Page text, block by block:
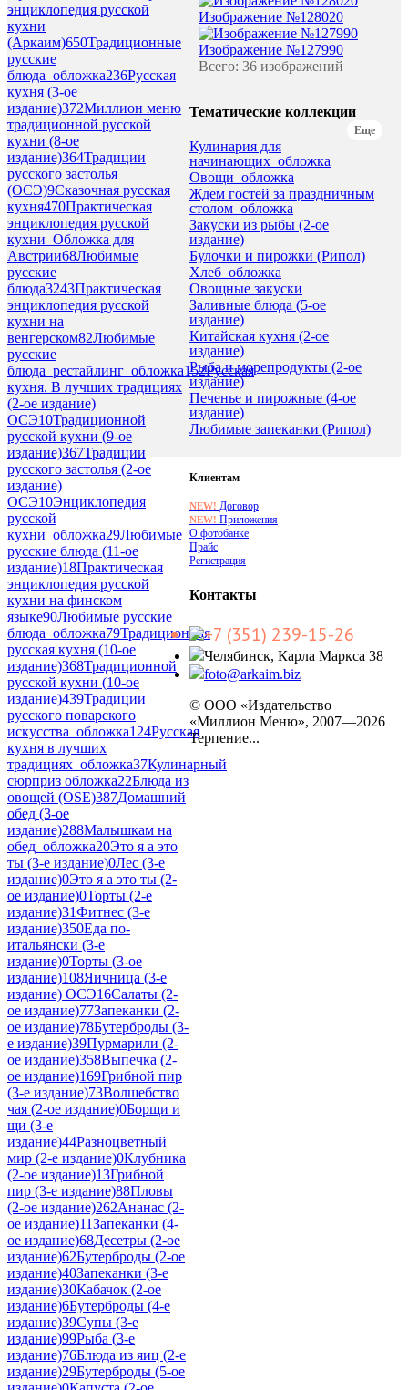
энциклопедия русской
кухни
(Аркаим)650Традиционные
русские
блюда_обложка236Русская
кухня (3-ое
издание)372Миллион меню
традиционной русской
кухни (8-ое
издание)364Традиции
русского застолья
(ОСЭ)9Сказочная русская
кухня470Практическая
энциклопедия русской
кухни_Обложка для
Австрии68Любимые
русские
блюда3243Практическая
энциклопедия русской
кухни на
венгерском82Любимые
русские
блюда_рестайлинг_обложка152Русская
кухня. В лучших традициях
(2-ое издание)
ОСЭ10Традиционной
русской кухни (9-ое
издание)367Традиции
русского застолья (2-ое
издание)
ОСЭ10Энциклопедия
русской
кухни_обложка29Любимые
русские блюда (11-ое
издание)18Практическая
энциклопедия русской
кухни на финском
языке90Любимые русские
блюда_обложка79Традиционная
русская кухня (10-ое
издание)368Традиционной
русской кухни (10-ое
издание)439Традиции
русского поварского
искусства_обложка124Русская
кухня в лучших
традициях_обложка37Кулинарный
сюрприз обложка22Блюда из
овощей (OSE)387Домашний
обед (3-ое
издание)288Малышкам на
обед_обложка20Это я а это
ты (3-е издание)0Лес (3-е
издание)0Это я а это ты (2-
ое издание)0Торты (2-е
издание)31Фитнес (3-е
издание)350Еда по-
итальянски (3-е
издание)0Торты (3-ое
издание)108Яичница (3-е
издание) ОСЭ16Салаты (2-
ое издание)77Запеканки (2-
ое издание)78Бутерброды (3-
е издание)39Пурмарили (2-
ое издание)358Выпечка (2-
ое издание)169Грибной пир
(3-е издание)73Волшебство
чая (2-ое издание)0Борщи и
щи (3-е
издание)44Разноцветный
мир (2-е издание)0Клубника
(2-ое издание)13Грибной
пир (3-е издание)88Пловы
(2-ое издание)262Ананас (2-
ое издание)11Запеканки (4-
ое издание)68Десетры (2-ое
издание)62Бутерброды (2-ое
издание)40Запеканки (3-е
издание)30Кабачок (2-ое
издание)6Бутерброды (4-е
издание)39Супы (3-е
издание)99Рыба (3-е
издание)76Блюда из яиц (2-е
издание)29Бутерброды (5-ое
Изображение №128020
Изображение №127990
Всего: 36 изображений
Тематические коллекции
Еще
Кулинария для
начинающих_обложка
Овощи_обложка
Ждем гостей за праздничным
столом_обложка
Закуски из рыбы (2-ое
издание)
Булочки и пирожки (Рипол)
Хлеб_обложка
Овощные закуски
Заливные блюда (5-ое
издание)
Китайская кухня (2-ое
издание)
Рыба и морепродукты (2-ое
издание)
Печенье и пирожные (4-ое
издание)
Любимые запеканки (Рипол)
Клиентам
NEW! Договор
NEW! Приложения
О фотобанке
Прайс
Регистрация
Контакты
+7 (351) 239-15-26
Челябинск, Карла Маркса 38
foto@arkaim.biz
© ООО «Издательство
«Миллион Меню», 2007—2026
Терпение...